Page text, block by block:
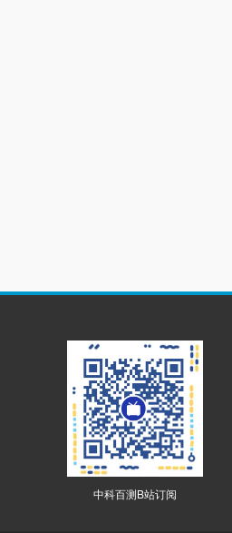
中科百测B站订阅